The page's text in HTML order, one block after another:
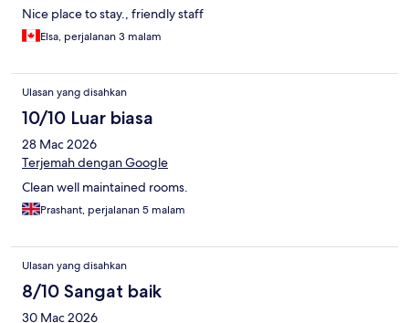
Nice place to stay., friendly staff
Elsa, perjalanan 3 malam
Ulasan yang disahkan
10/10 Luar biasa
28 Mac 2026
Terjemah dengan Google
Clean well maintained rooms.
Prashant, perjalanan 5 malam
Ulasan yang disahkan
8/10 Sangat baik
30 Mac 2026